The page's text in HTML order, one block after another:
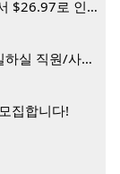
대한부인회 2026년 간병인 시급 $22. 63에서 $26.97로 인상. 지금 간병인들을 모집합니다
KENT에 위치한 자동차 수리업소에서 함께 일하실 직원/사무직원 구합니다.
집합니다!